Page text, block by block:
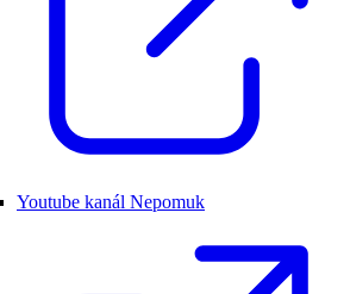
Youtube kanál Nepomuk